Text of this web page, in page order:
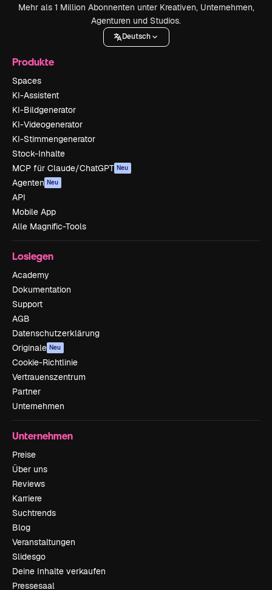
Mehr als 1 Million Abonnenten unter Kreativen, Unternehmen,
Agenturen und Studios.
Deutsch
Produkte
Spaces
KI-Assistent
KI-Bildgenerator
KI-Videogenerator
KI-Stimmengenerator
Stock-Inhalte
MCP für Claude/ChatGPT Neu
Agenten Neu
API
Mobile App
Alle Magnific-Tools
Loslegen
Academy
Dokumentation
Support
AGB
Datenschutzerklärung
Originale Neu
Cookie-Richtlinie
Vertrauenszentrum
Partner
Unternehmen
Unternehmen
Preise
Über uns
Reviews
Karriere
Suchtrends
Blog
Veranstaltungen
Slidesgo
Deine Inhalte verkaufen
Pressesaal